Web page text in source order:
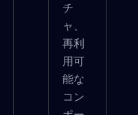
チ
ャ、
再利
用可
能な
コン